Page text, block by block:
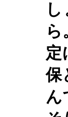
定
保
ん